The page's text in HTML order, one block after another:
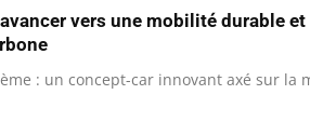
vers une mobilité durable et
: un concept-car innovant axé sur la